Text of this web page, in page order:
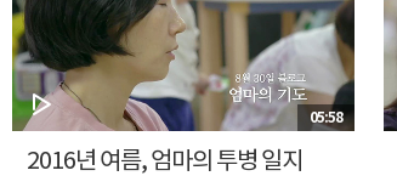
05:58
2016년 여름, 엄마의 투병 일지